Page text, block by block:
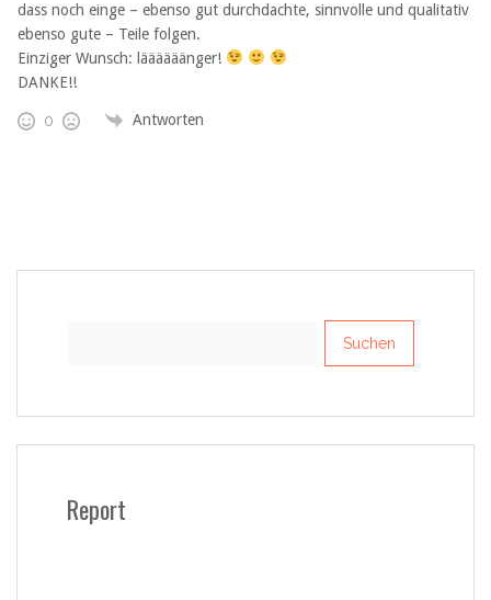
dass noch einge – ebenso gut durchdachte, sinnvolle und qualitativ
ebenso gute – Teile folgen.
Einziger Wunsch: läääääänger!
DANKE!!
0 Antworten
Report